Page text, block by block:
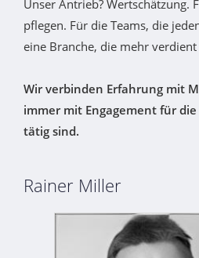
Unser Antrieb? Wertschätzung.
pflegen. Für die Teams, die
eine Branche, die mehr
Wir verbinden Erfahrung mit
immer mit Engagement für
tätig sind.
Rainer Miller